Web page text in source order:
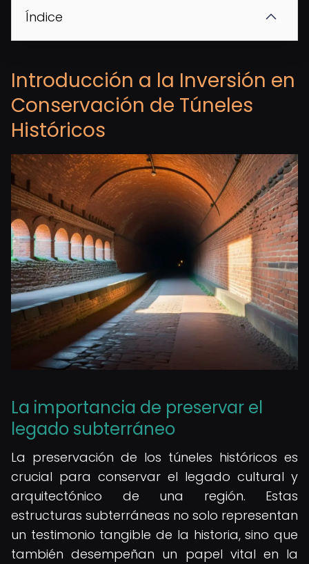
Índice
Introducción a la Inversión en
Conservación de Túneles
Históricos
La importancia de preservar el
legado subterráneo
La preservación de los túneles históricos es
crucial para conservar el legado cultural y
arquitectónico de una región. Estas
estructuras subterráneas no solo representan
un testimonio tangible de la historia, sino que
también desempeñan un papel vital en la